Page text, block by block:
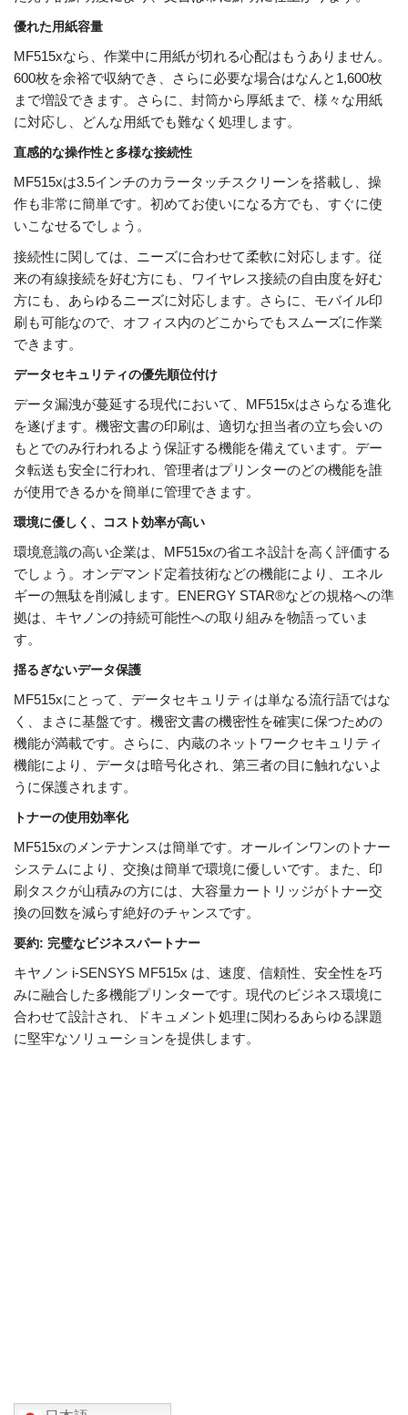
優れた用紙容量
MF515xなら、作業中に用紙が切れる心配はもうありません。
600枚を余裕で収納でき、さらに必要な場合はなんと1,600枚
まで増設できます。さらに、封筒から厚紙まで、様々な用紙
に対応し、どんな用紙でも難なく処理します。
直感的な操作性と多様な接続性
MF515xは3.5インチのカラータッチスクリーンを搭載し、操
作も非常に簡単です。初めてお使いになる方でも、すぐに使
いこなせるでしょう。
接続性に関しては、ニーズに合わせて柔軟に対応します。従
来の有線接続を好む方にも、ワイヤレス接続の自由度を好む
方にも、あらゆるニーズに対応します。さらに、モバイル印
刷も可能なので、オフィス内のどこからでもスムーズに作業
できます。
データセキュリティの優先順位付け
データ漏洩が蔓延する現代において、MF515xはさらなる進化
を遂げます。機密文書の印刷は、適切な担当者の立ち会いの
もとでのみ行われるよう保証する機能を備えています。デー
タ転送も安全に行われ、管理者はプリンターのどの機能を誰
が使用できるかを簡単に管理できます。
環境に優しく、コスト効率が高い
環境意識の高い企業は、MF515xの省エネ設計を高く評価する
でしょう。オンデマンド定着技術などの機能により、エネル
ギーの無駄を削減します。ENERGY STAR®などの規格への準
拠は、キヤノンの持続可能性への取り組みを物語っていま
す。
揺るぎないデータ保護
MF515xにとって、データセキュリティは単なる流行語ではな
く、まさに基盤です。機密文書の機密性を確実に保つための
機能が満載です。さらに、内蔵のネットワークセキュリティ
機能により、データは暗号化され、第三者の目に触れないよ
うに保護されます。
トナーの使用効率化
MF515xのメンテナンスは簡単です。オールインワンのトナー
システムにより、交換は簡単で環境に優しいです。また、印
刷タスクが山積みの方には、大容量カートリッジがトナー交
換の回数を減らす絶好のチャンスです。
要約: 完璧なビジネスパートナー
キヤノン i-SENSYS MF515x は、速度、信頼性、安全性を巧
みに融合した多機能プリンターです。現代のビジネス環境に
合わせて設計され、ドキュメント処理に関わるあらゆる課題
に堅牢なソリューションを提供します。